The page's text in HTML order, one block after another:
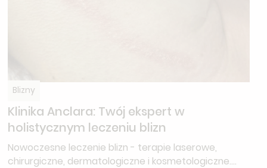
Blizny
Klinika Anclara: Twój ekspert w
holistycznym leczeniu blizn
Nowoczesne leczenie blizn - terapie laserowe,
chirurgiczne, dermatologiczne i kosmetologiczne.